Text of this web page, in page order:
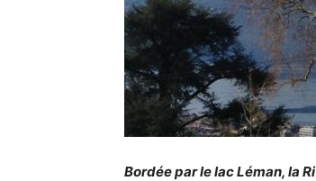
Bordée par le lac Léman, la